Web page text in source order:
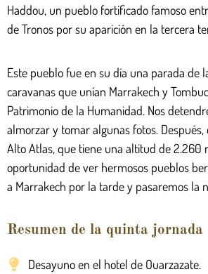
Haddou, un pueblo fortificado famoso
de Tronos por su aparición en la tercera
Este pueblo fue en su día una parada de
caravanas que unían Marrakech y
Patrimonio de la Humanidad. Nos
almorzar y tomar algunas fotos.
Alto Atlas, que tiene una altitud de 2.260
oportunidad de ver hermosos pueblos
a Marrakech por la tarde y pasaremos la
Resumen de la quinta jornada
Desayuno en el hotel de Ouarzazate.